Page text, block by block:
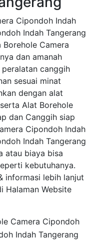
Cipondoh Indah
Indah Tangerang
Camera
dan amanah
canggih
sesuai minat
dengan alat
Alat Borehole
dan Canggih siap
Cipondoh Indah
Indah Tangerang
atau biaya bisa
kebutuhanya.
informasi lebih lanjut
Halaman Website
Camera Cipondoh
Indah Tangerang